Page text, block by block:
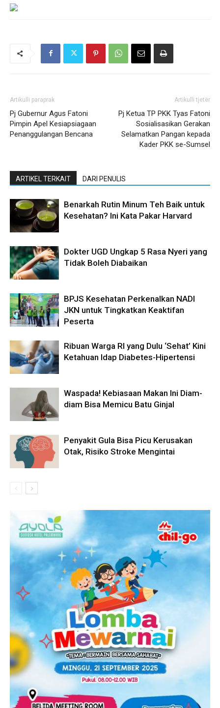
Artikulli paraprak
Pj Gubernur Agus Fatoni
Pimpin Apel Kesiapsiagaan
Penanggulangan Bencana
Artikulli tjetër
Pj Ketua TP PKK Tyas Fatoni
Sosialisasikan Gerakan
Selamatkan Pangan kepada
Kader PKK se-Sumsel
ARTIKEL TERKAIT DARI PENULIS
Benarkah Rutin Minum Teh Baik untuk
Kesehatan? Ini Kata Pakar Harvard
Dokter UGD Ungkap 5 Rasa Nyeri yang
Tidak Boleh Diabaikan
BPJS Kesehatan Perkenalkan NADI
JKN untuk Tingkatkan Keaktifan
Peserta
Ribuan Warga RI yang Dulu ‘Sehat’ Kini
Ketahuan Idap Diabetes-Hipertensi
Waspada! Kebiasaan Makan Ini Diam-
diam Bisa Memicu Batu Ginjal
Penyakit Gula Bisa Picu Kerusakan
Otak, Risiko Stroke Mengintai